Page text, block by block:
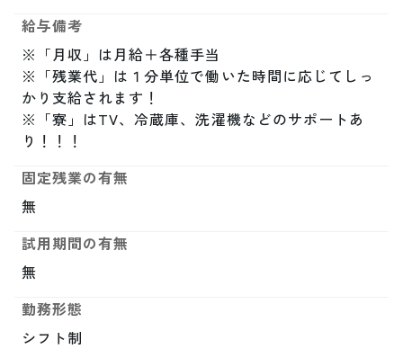
給与備考
※「月収」は月給＋各種手当
※「残業代」は１分単位で働いた時間に応じてしっ
かり支給されます！
※「寮」はTV、冷蔵庫、洗濯機などのサポートあ
り！！！
固定残業の有無
無
試用期間の有無
無
勤務形態
シフト制